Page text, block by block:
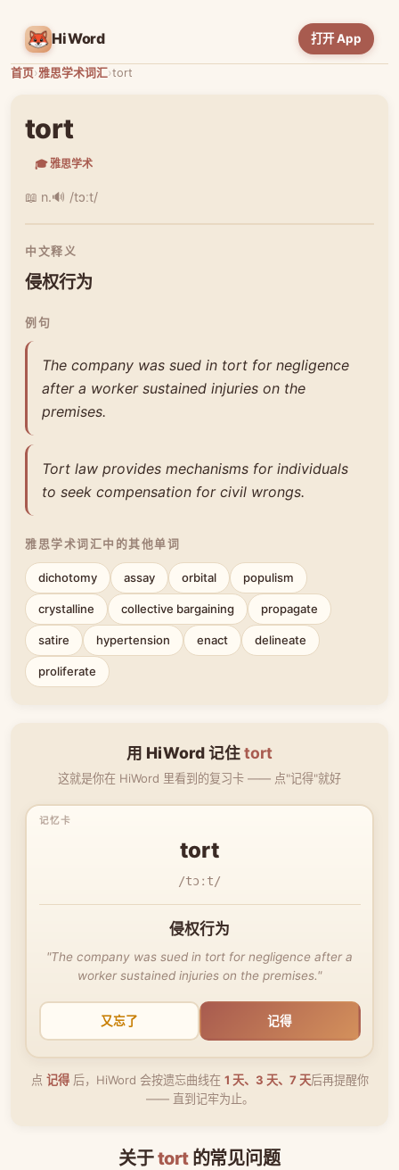
HiWord 打开 App
首页›雅思学术词汇›tort
tort
🎓 雅思学术
📖 n.🔊 /tɔːt/
中文释义
侵权行为
例句
The company was sued in tort for negligence
after a worker sustained injuries on the
premises.
Tort law provides mechanisms for individuals
to seek compensation for civil wrongs.
雅思学术词汇中的其他单词
dichotomy assay orbital populism
crystalline collective bargaining propagate
satire hypertension enact delineate
proliferate
用 HiWord 记住tort
这就是你在 HiWord 里看到的复习卡 —— 点"记得"就好
tort
/tɔːt/
侵权行为
"The company was sued in tort for negligence after a
worker sustained injuries on the premises."
又忘了 记得
点 记得后，HiWord 会按遗忘曲线在 1 天、3 天、7 天后再提醒你
—— 直到记牢为止。
关于tort的常见问题